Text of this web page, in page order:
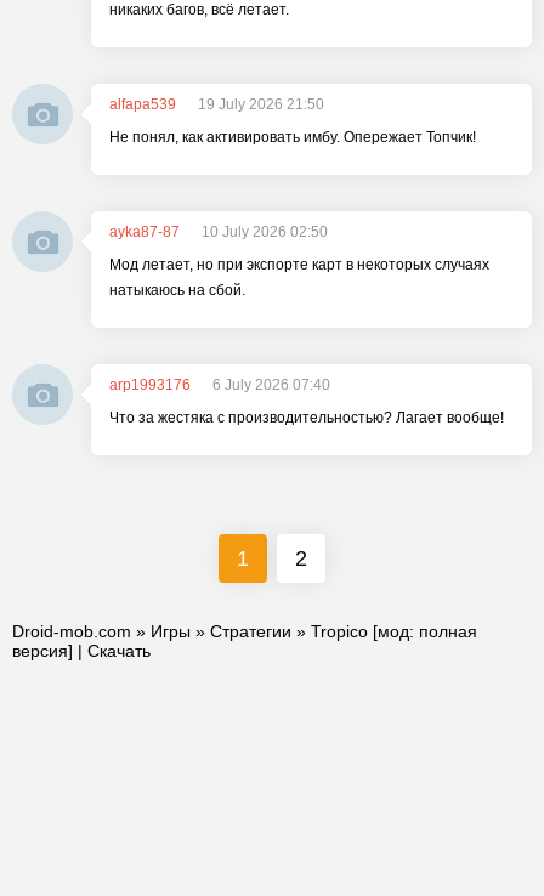
никаких багов, всё летает.
alfapa539
19 July 2026 21:50
Не понял, как активировать имбу. Опережает Топчик!
ayka87-87
10 July 2026 02:50
Мод летает, но при экспорте карт в некоторых случаях
натыкаюсь на сбой.
arp1993176
6 July 2026 07:40
Что за жестяка с производительностью? Лагает вообще!
1 2
Droid-mob.com » Игры » Стратегии » Tropico [мод: полная
версия] | Скачать